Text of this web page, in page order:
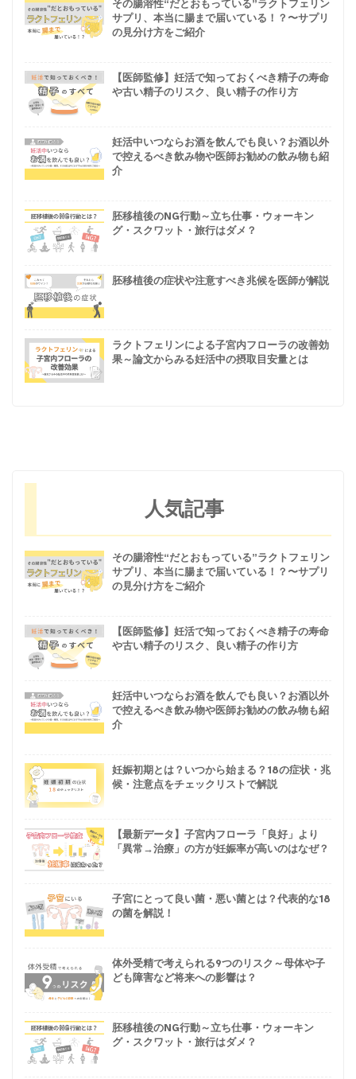
その腸溶性“だとおもっている”ラクトフェリン
サプリ、本当に腸まで届いている！？〜サプリ
の見分け方をご紹介
【医師監修】妊活で知っておくべき精子の寿命
や古い精子のリスク、良い精子の作り方
妊活中いつならお酒を飲んでも良い？お酒以外
で控えるべき飲み物や医師お勧めの飲み物も紹
介
胚移植後のNG行動～立ち仕事・ウォーキン
グ・スクワット・旅行はダメ？
胚移植後の症状や注意すべき兆候を医師が解説
ラクトフェリンによる子宮内フローラの改善効
果～論文からみる妊活中の摂取目安量とは
人気記事
その腸溶性“だとおもっている”ラクトフェリン
サプリ、本当に腸まで届いている！？〜サプリ
の見分け方をご紹介
【医師監修】妊活で知っておくべき精子の寿命
や古い精子のリスク、良い精子の作り方
妊活中いつならお酒を飲んでも良い？お酒以外
で控えるべき飲み物や医師お勧めの飲み物も紹
介
妊娠初期とは？いつから始まる？18の症状・兆
候・注意点をチェックリストで解説
【最新データ】子宮内フローラ「良好」より
「異常→治療」の方が妊娠率が高いのはなぜ？
子宮にとって良い菌・悪い菌とは？代表的な18
の菌を解説！
体外受精で考えられる9つのリスク～母体や子
ども障害など将来への影響は？
胚移植後のNG行動～立ち仕事・ウォーキン
グ・スクワット・旅行はダメ？